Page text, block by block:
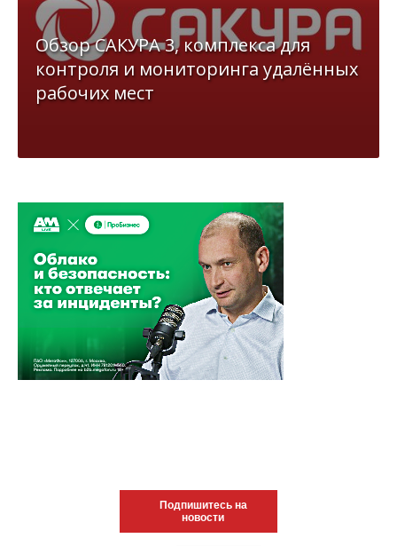
Обзор САКУРА 3, комплекса для
контроля и мониторинга удалённых
рабочих мест
Подпишитесь на
новости